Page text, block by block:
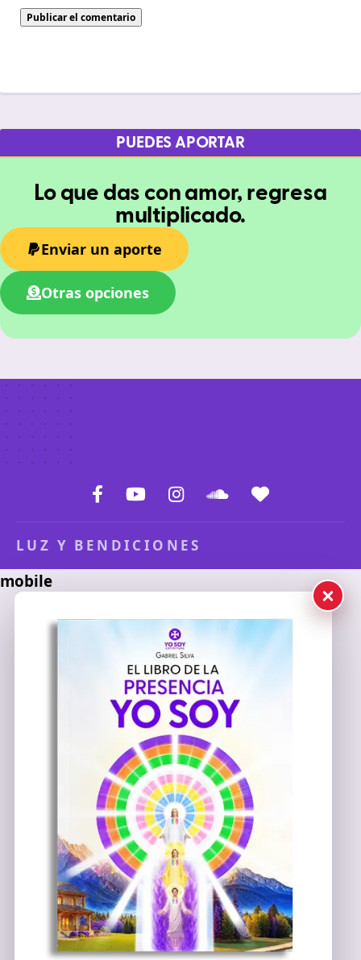
PUEDES APORTAR
Lo que das con amor, regresa
multiplicado.
Enviar un aporte
Otras opciones
LUZ Y BENDICIONES